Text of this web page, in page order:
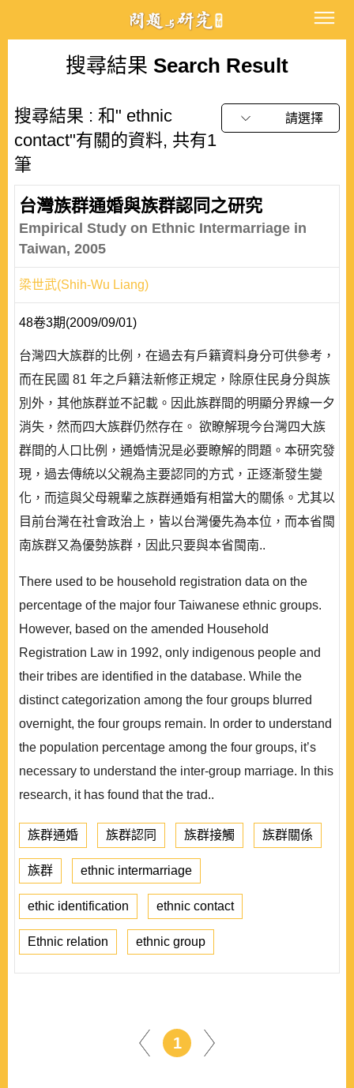
搜尋結果 Search Result
搜尋結果 : 和" ethnic
contact"有關的資料, 共有1
筆
請選擇
台灣族群通婚與族群認同之研究
Empirical Study on Ethnic Intermarriage in
Taiwan, 2005
梁世武(Shih-Wu Liang)
48卷3期(2009/09/01)
台灣四大族群的比例，在過去有戶籍資料身分可供參考，
而在民國 81 年之戶籍法新修正規定，除原住民身分與族
別外，其他族群並不記載。因此族群間的明顯分界線一夕
消失，然而四大族群仍然存在。 欲瞭解現今台灣四大族
群間的人口比例，通婚情況是必要瞭解的問題。本研究發
現，過去傳統以父親為主要認同的方式，正逐漸發生變
化，而這與父母親輩之族群通婚有相當大的關係。尤其以
目前台灣在社會政治上，皆以台灣優先為本位，而本省閩
南族群又為優勢族群，因此只要與本省閩南..
There used to be household registration data on the
percentage of the major four Taiwanese ethnic groups.
However, based on the amended Household
Registration Law in 1992, only indigenous people and
their tribes are identified in the database. While the
distinct categorization among the four groups blurred
overnight, the four groups remain. In order to understand
the population percentage among the four groups, it’s
necessary to understand the inter-group marriage. In this
research, it has found that the trad..
族群通婚 族群認同 族群接觸 族群關係
族群 ethnic intermarriage
ethic identification ethnic contact
Ethnic relation ethnic group
1